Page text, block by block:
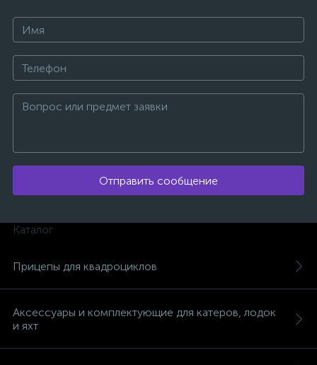
Отправить сообщение
Каталог
Прицепы для квадроциклов
Аксессуары и комплектующие для катеров, лодок
и яхт